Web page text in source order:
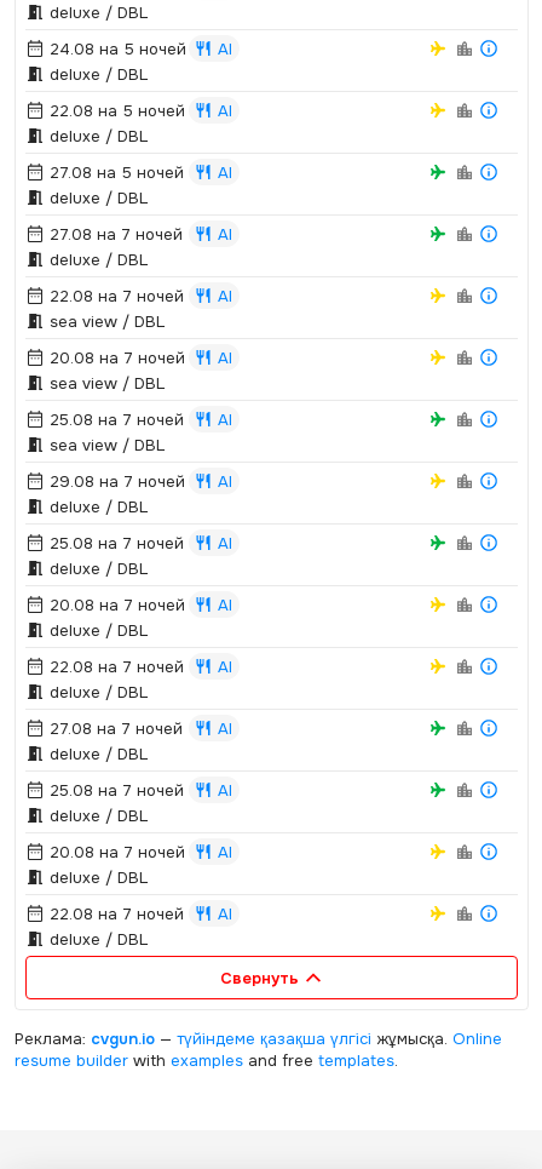
deluxe / DBL
24.08 на 5 ночей
AI
deluxe / DBL
22.08 на 5 ночей
AI
deluxe / DBL
27.08 на 5 ночей
AI
deluxe / DBL
27.08 на 7 ночей
AI
deluxe / DBL
22.08 на 7 ночей
AI
sea view / DBL
20.08 на 7 ночей
AI
sea view / DBL
25.08 на 7 ночей
AI
sea view / DBL
29.08 на 7 ночей
AI
deluxe / DBL
25.08 на 7 ночей
AI
deluxe / DBL
20.08 на 7 ночей
AI
deluxe / DBL
22.08 на 7 ночей
AI
deluxe / DBL
27.08 на 7 ночей
AI
deluxe / DBL
25.08 на 7 ночей
AI
deluxe / DBL
20.08 на 7 ночей
AI
deluxe / DBL
22.08 на 7 ночей
AI
deluxe / DBL
Свернуть
Реклама: cvgun.io— түйіндеме қазақша үлгісі жұмысқа. Online
resume builderwith examplesand free templates.